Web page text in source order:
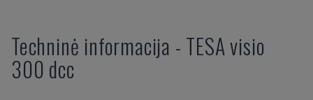
Techninė informacija - TESAvisio
300 dcc